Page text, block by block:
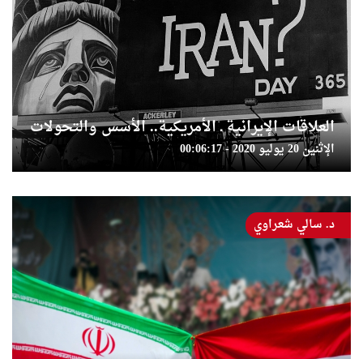
العلاقات الإيرانية ـ الأمريكية.. الأسس والتحولات
الإثنين 20 يوليو 2020 - 00:06:17
د. سالي شعراوي